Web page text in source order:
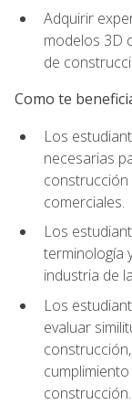
Adquirir
modelos 3D
de
Como te
Los
necesarias
comerciales.
Los
terminología
industria de
Los
evaluar
construcción.